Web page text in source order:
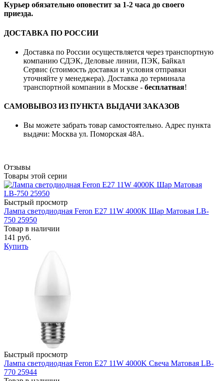
Курьер обязательно оповестит за 1-2 часа до своего
приезда.
ДОСТАВКА ПО РОССИИ
Доставка по России осуществляется через транспортную
компанию СДЭК, Деловые линии, ПЭК, Байкал
Сервис (стоимость доставки и условия отправки
уточняйте у менеджера). Доставка до терминала
транспортной компании в Москве - бесплатная!
САМОВЫВОЗ ИЗ ПУНКТА ВЫДАЧИ ЗАКАЗОВ
Вы можете забрать товар самостоятельно. Адрес пункта
выдачи: Москва ул. Поморская 48А.
Отзывы
Товары этой серии
Быстрый просмотр
Лампа светодиодная Feron E27 11W 4000K Шар Матовая LB-
750 25950
Товар в наличии
141 руб.
Купить
Быстрый просмотр
Лампа светодиодная Feron E27 11W 4000K Свеча Матовая LB-
770 25944